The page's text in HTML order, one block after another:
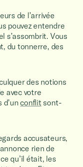
de l’arrivée
pouvez entendre
s’assombrit. Vous
du tonnerre, des
des notions
avec votre
d’unconflit sont-
accusateurs,
rien de
qu’il était, les